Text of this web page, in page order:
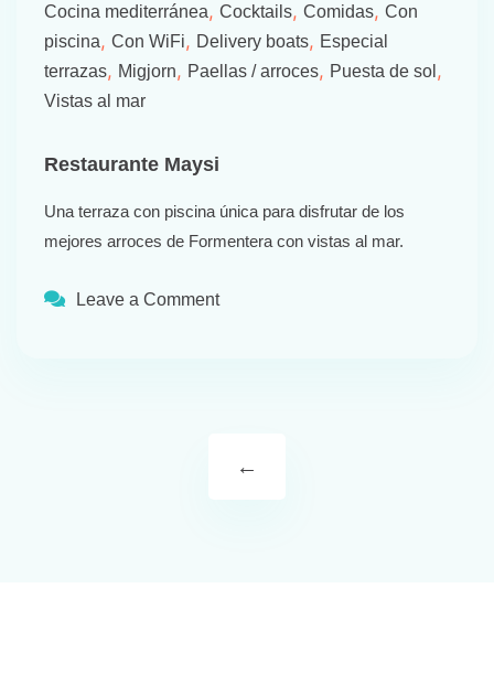
Cocina mediterránea, Cocktails, Comidas, Con
piscina, Con WiFi, Delivery boats, Especial
terrazas, Migjorn, Paellas / arroces, Puesta de sol ,
Vistas al mar
Restaurante Maysi
Una terraza con piscina única para disfrutar de los
mejores arroces de Formentera con vistas al mar.
Leave a Comment
←